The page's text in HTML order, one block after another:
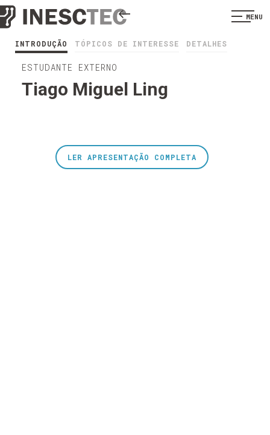
MENU
INTRODUÇÃO TÓPICOS DE INTERESSE DETALHES
ESTUDANTE EXTERNO
Tiago Miguel Ling
LER APRESENTAÇÃO COMPLETA